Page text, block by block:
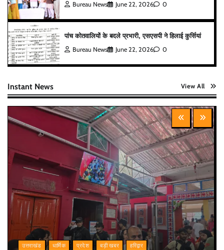
Bureau News June 22, 2026 0
पांच कोतवालियों के बदले प्रभारी, एसएसपी ने हिलाई कुर्सियां
Bureau News June 22, 2026 0
Instant News View All
उत्तराखंड धार्मिक प्रदेश बड़ी खबर हरिद्वार